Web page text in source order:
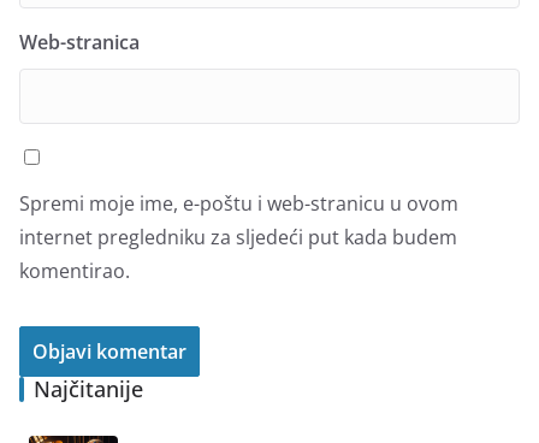
Web-stranica
Spremi moje ime, e-poštu i web-stranicu u ovom
internet pregledniku za sljedeći put kada budem
komentirao.
Najčitanije